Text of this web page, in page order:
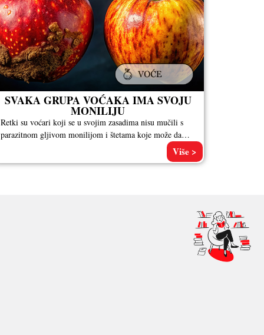
SVAKA GRUPA VOĆAKA IMA SVOJU
MONILIJU
Retki su voćari koji se u svojim zasadima nisu mučili s
parazitnom gljivom monilijom i štetama koje može da
Više >